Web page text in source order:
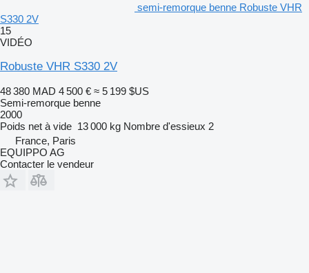
semi-remorque benne Robuste VHR
S330 2V
15
VIDÉO
Robuste VHR S330 2V
48 380 MAD 4 500 € ≈ 5 199 $US
Semi-remorque benne
2000
Poids net à vide 13 000 kg Nombre d'essieux 2
France, Paris
EQUIPPO AG
Contacter le vendeur